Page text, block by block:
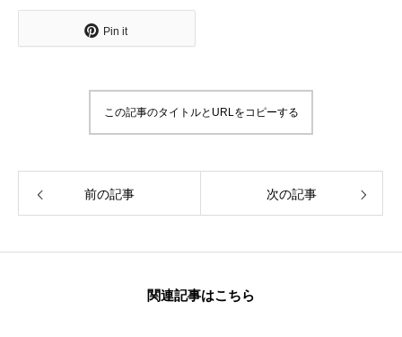
Pin it
この記事のタイトルとURLをコピーする
前の記事 次の記事
関連記事はこちら